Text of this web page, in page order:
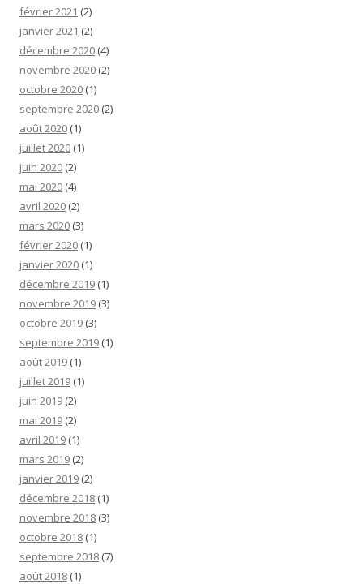
février 2021 (2)
janvier 2021 (2)
décembre 2020 (4)
novembre 2020 (2)
octobre 2020 (1)
septembre 2020 (2)
août 2020 (1)
juillet 2020 (1)
juin 2020 (2)
mai 2020 (4)
avril 2020 (2)
mars 2020 (3)
février 2020 (1)
janvier 2020 (1)
décembre 2019 (1)
novembre 2019 (3)
octobre 2019 (3)
septembre 2019 (1)
août 2019 (1)
juillet 2019 (1)
juin 2019 (2)
mai 2019 (2)
avril 2019 (1)
mars 2019 (2)
janvier 2019 (2)
décembre 2018 (1)
novembre 2018 (3)
octobre 2018 (1)
septembre 2018 (7)
août 2018 (1)